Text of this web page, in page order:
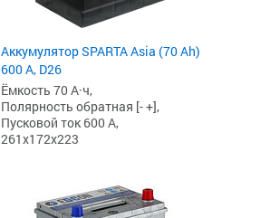
Аккумулятор SPARTA Asia (70 Ah)
600 А, D26
Ёмкость 70 А·ч,
Полярность обратная [- +],
Пусковой ток 600 А,
261x172x223